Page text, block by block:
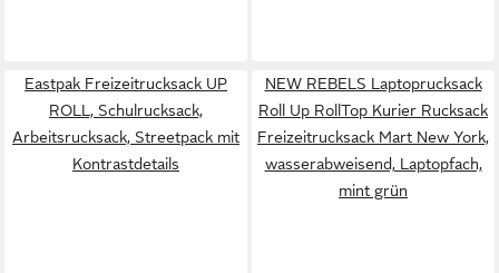
Eastpak Freizeitrucksack UP
ROLL, Schulrucksack,
Arbeitsrucksack, Streetpack mit
Kontrastdetails
NEW REBELS Laptoprucksack
Roll Up RollTop Kurier Rucksack
Freizeitrucksack Mart New York,
wasserabweisend, Laptopfach,
mint grün